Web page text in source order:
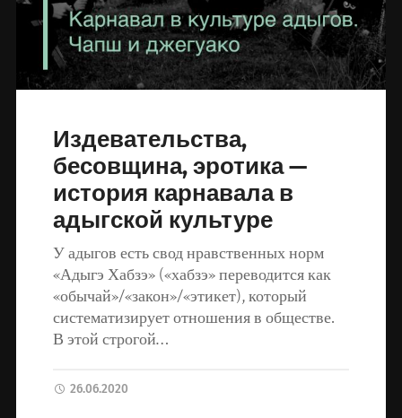
Издевательства,
бесовщина, эротика —
история карнавала в
адыгской культуре
У адыгов есть свод нравственных норм
«Адыгэ Хабзэ» («хабзэ» переводится как
«обычай»/«закон»/«этикет), который
систематизирует отношения в обществе.
В этой строгой…
26.06.2020